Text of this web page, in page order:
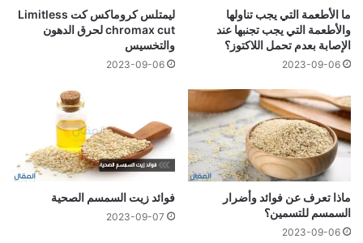
ما الأطعمة التي يجب تناولها
والأطعمة التي يجب تجنبها عند
الإصابة بعدم تحمل اللاكتوز؟
2023-09-06
ليمتلس كروماكس كت Limitless
chromax cut لحرق الدهون
والتخسيس
2023-09-06
ماذا تعرف عن فوائد وأضرار
السمسم للتسمين؟
2023-09-06
فوائد زيت السمسم الصحية
2023-09-07